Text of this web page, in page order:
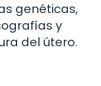
genéticas,
y
del útero.